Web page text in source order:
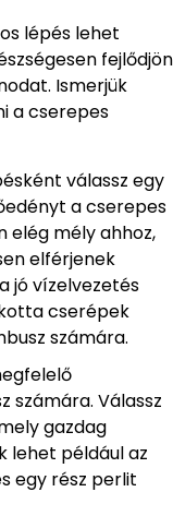
lépés lehet
fejlődjön
Ismerjük
a cserepes
válassz egy
a cserepes
elég mély ahhoz,
elférjenek
jó vízelvezetés
cserépek
számára.
számára. Válassz
gazdag
lehet például az
egy rész perlit